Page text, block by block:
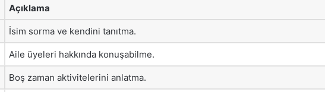
Açıklama
İsim sorma ve kendini tanıtma.
Aile üyeleri hakkında konuşabilme.
Boş zaman aktivitelerini anlatma.